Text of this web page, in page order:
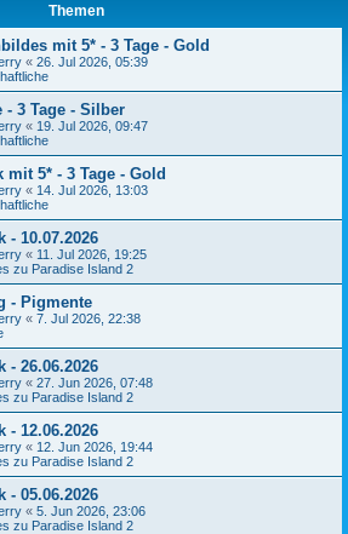
Themen
mit 5* - 3 Tage - Gold
« 26. Jul 2026, 05:39
- 3 Tage - Silber
« 19. Jul 2026, 09:47
5* - 3 Tage - Gold
« 14. Jul 2026, 13:03
- 10.07.2026
« 11. Jul 2026, 19:25
zu Paradise Island 2
- Pigmente
« 7. Jul 2026, 22:38
- 26.06.2026
« 27. Jun 2026, 07:48
zu Paradise Island 2
- 12.06.2026
« 12. Jun 2026, 19:44
zu Paradise Island 2
- 05.06.2026
« 5. Jun 2026, 23:06
zu Paradise Island 2